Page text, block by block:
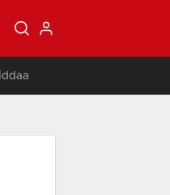
İddaa